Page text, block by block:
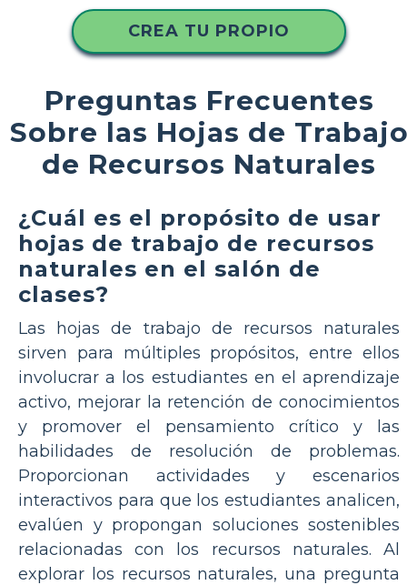
CREA TU PROPIO
Preguntas Frecuentes
Sobre las Hojas de
de Recursos Naturales
¿Cuál es el propósito de usar
hojas de trabajo de recursos
naturales en el salón de
clases?
Las hojas de trabajo de recursos naturales
sirven para múltiples propósitos, entre ellos
involucrar a los estudiantes en el aprendizaje
activo, mejorar la retención de conocimientos
y promover el pensamiento crítico y las
habilidades de resolución de problemas.
Proporcionan actividades y escenarios
interactivos para que los estudiantes analicen,
evalúen y propongan soluciones sostenibles
relacionadas con los recursos naturales. Al
explorar los recursos naturales, una pregunta